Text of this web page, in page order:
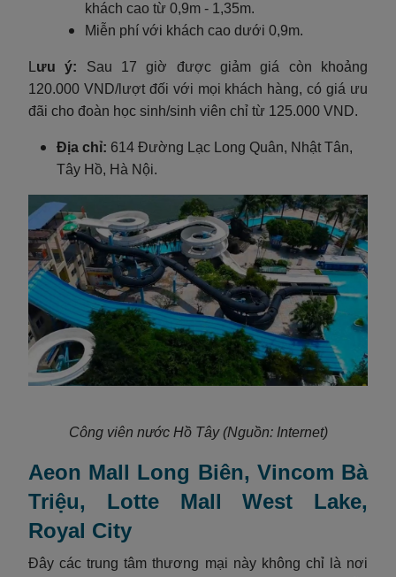
khách cao từ 0,9m - 1,35m.
Miễn phí với khách cao dưới 0,9m.
Lưu ý: Sau 17 giờ được giảm giá còn khoảng
120.000 VND/lượt đối với mọi khách hàng, có giá ưu
đãi cho đoàn học sinh/sinh viên chỉ từ 125.000 VND.
Địa chỉ: 614 Đường Lạc Long Quân, Nhật Tân,
Tây Hồ, Hà Nội.
Công viên nước Hồ Tây (Nguồn: Internet)
Aeon Mall Long Biên, Vincom Bà
Triệu, Lotte Mall West Lake,
Royal City
Đây các trung tâm thương mại này không chỉ là nơi